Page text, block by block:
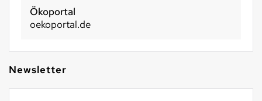
Ökoportal
oekoportal.de
Newsletter